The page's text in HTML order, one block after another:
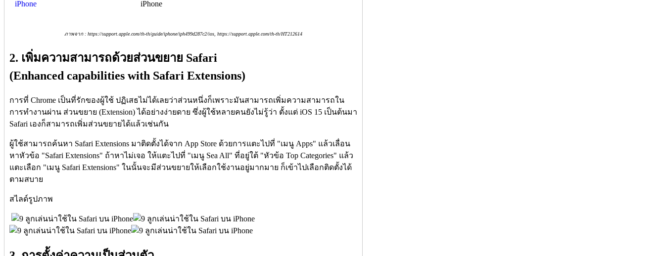
ภาพจาก : https://support.apple.com/th-th/guide/iphone/iph499d287c2/ios, https://support.apple.com/th-th/HT212614
2. เพิ่มความสามารถด้วยส่วนขยาย Safari
(Enhanced capabilities with Safari Extensions)
การที่ Chrome เป็นที่รักของผู้ใช้ ปฏิเสธไม่ได้เลยว่าส่วนหนึ่งก็เพราะมันสามารถเพิ่มความสามารถใน
การทำงานผ่าน ส่วนขยาย (Extension) ได้อย่างง่ายดาย ซึ่งผู้ใช้หลายคนยังไม่รู้ว่า ตั้งแต่ iOS 15 เป็นต้นมา
Safari เองก็สามารถเพิ่มส่วนขยายได้แล้วเช่นกัน
ผู้ใช้สามารถค้นหา Safari Extensions มาติดตั้งได้จาก App Store ด้วยการแตะไปที่ "เมนู Apps" แล้วเลื่อน
หาหัวข้อ "Safari Extensions" ถ้าหาไม่เจอ ให้แตะไปที่ "เมนู Sea All" ที่อยู่ใต้ "หัวข้อ Top Categories" แล้ว
แตะเลือก "เมนู Safari Extensions" ในนั้นจะมีส่วนขยายให้เลือกใช้งานอยู่มากมาย ก็เข้าไปเลือกติดตั้งได้
ตามสบาย
สไลด์รูปภาพ